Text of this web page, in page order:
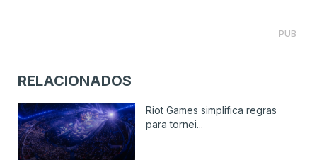
PUB
RELACIONADOS
Riot Games simplifica regras
para tornei...